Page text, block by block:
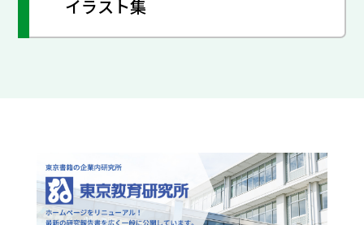
イラスト集